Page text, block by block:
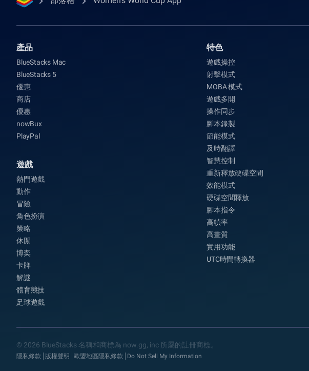
產品
BlueStacks Mac
BlueStacks 5
優惠
商店
優惠
nowBux
PlayPal
遊戲
熱門遊戲
動作
冒險
角色扮演
策略
休閒
博奕
卡牌
解謎
體育競技
足球遊戲
特色
遊戲操控
射擊模式
MOBA 模式
遊戲多開
操作同步
腳本錄製
節能模式
及時翻譯
智慧控制
重新釋放硬碟空間
效能模式
硬碟空間釋放
腳本指令
高幀率
高畫質
實用功能
UTC時間轉換器
© 2026 BlueStacks 名稱和商標為 now.gg, inc 所屬的註冊商標。
隱私條款 版權聲明 歐盟地區隱私條款 Do Not Sell My Information